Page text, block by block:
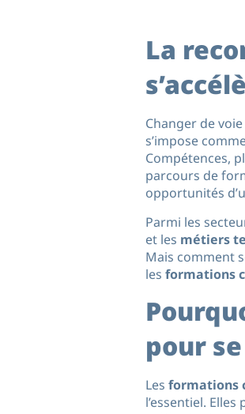
La
Changer de
s’impose
Compétences,
parcours de
opportunités
Parmi les
et les métiers
Mais comment
les formations
pour
Les formations
l’essentiel.